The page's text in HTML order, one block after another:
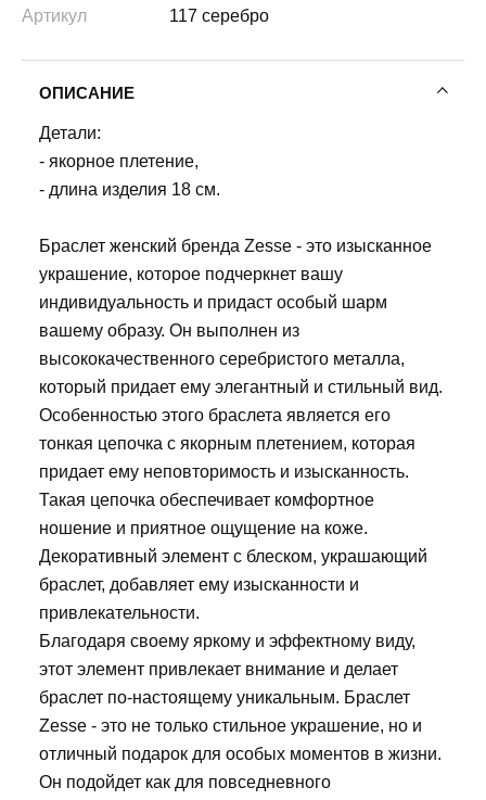
Артикул 117 серебро
ОПИСАНИЕ
Детали:
- якорное плетение,
- длина изделия 18 см.
Браслет женский бренда Zesse - это изысканное
украшение, которое подчеркнет вашу
индивидуальность и придаст особый шарм
вашему образу. Он выполнен из
высококачественного серебристого металла,
который придает ему элегантный и стильный вид.
Особенностью этого браслета является его
тонкая цепочка с якорным плетением, которая
придает ему неповторимость и изысканность.
Такая цепочка обеспечивает комфортное
ношение и приятное ощущение на коже.
Декоративный элемент с блеском, украшающий
браслет, добавляет ему изысканности и
привлекательности.
Благодаря своему яркому и эффектному виду,
этот элемент привлекает внимание и делает
браслет по-настоящему уникальным. Браслет
Zesse - это не только стильное украшение, но и
отличный подарок для особых моментов в жизни.
Он подойдет как для повседневного